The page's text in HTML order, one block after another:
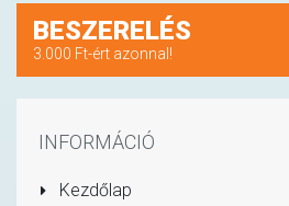
BESZERELÉS
3.000 Ft-ért azonnal!
INFORMÁCIÓ
Kezdőlap